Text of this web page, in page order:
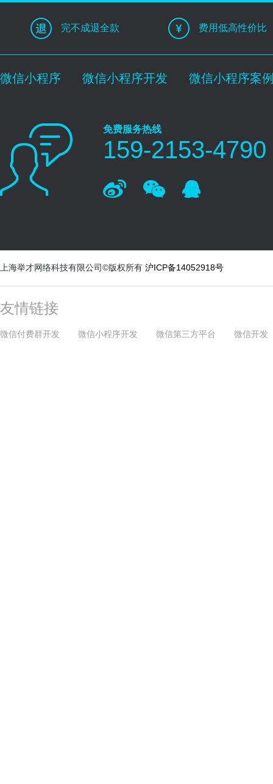
完不成退全款 费用低高性价比
微信小程序 微信小程序开发 微信小程序案
免费服务热线
159-2153-4790
上海举才网络科技有限公司©版权所有 沪ICP备14052918号
友情链接
微信付费群开发 微信小程序开发 微信第三方平台 微信开发